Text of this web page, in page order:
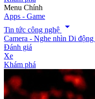
search
Menu Chính
Apps - Game
Tin tức công nghệ
arrow_drop_down
Camera - Nghe nhìn Di động
Đánh giá
Xe
Khám phá